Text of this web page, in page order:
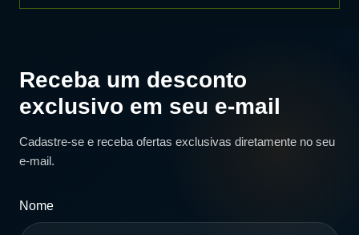
Receba um desconto
exclusivo em seu e-mail
Cadastre-se e receba ofertas exclusivas diretamente no seu
e-mail.
Nome